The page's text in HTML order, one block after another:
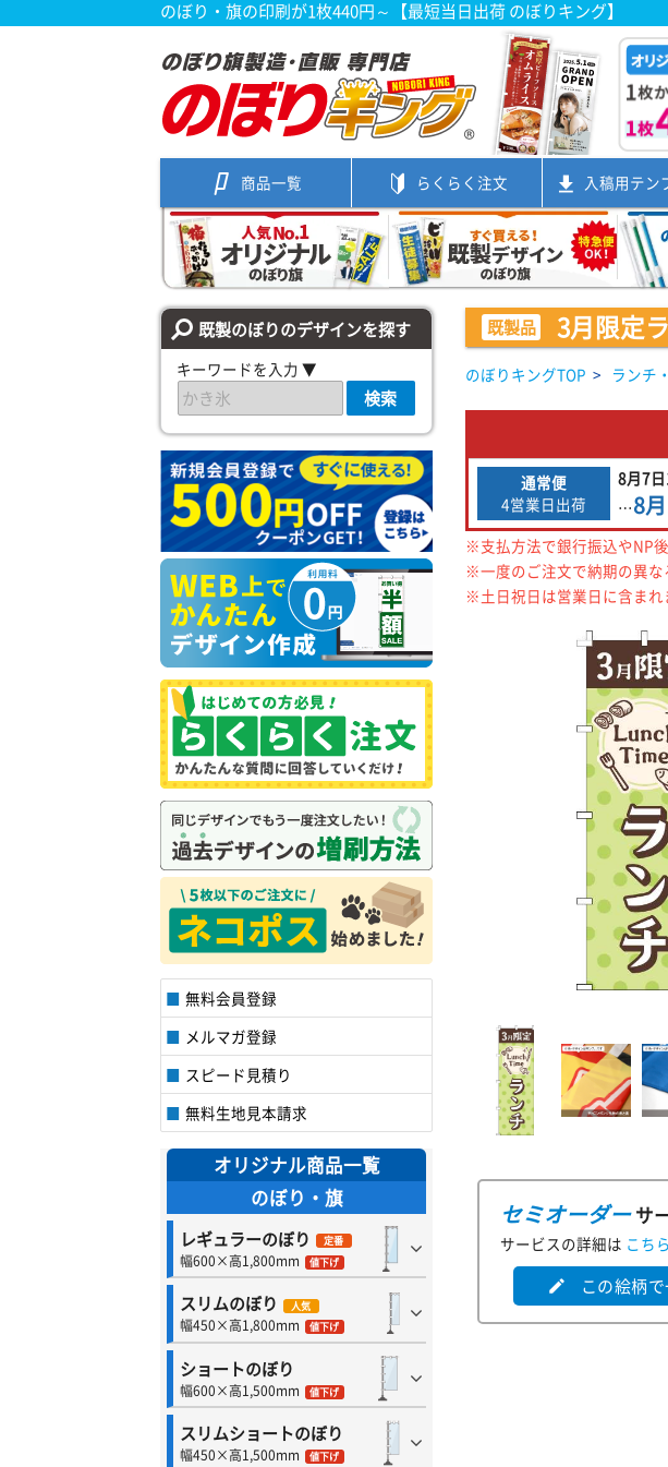
のぼり・旗の印刷が1枚440円～【最短当日出荷 のぼりキング】
商品一覧 らくらく注文 入稿用テン
既製のぼりのデザインを探す
キーワードを入力 ▼
検索
無料会員登録
メルマガ登録
スピード見積り
無料生地見本請求
オリジナル商品一覧
のぼり・旗
レギュラーのぼり 定番
幅600×高1,800mm 値下げ
スリムのぼり 人気
幅450×高1,800mm 値下げ
ショートのぼり
幅600×高1,500mm 値下げ
スリムショートのぼり
幅450×高1,500mm 値下げ
既製品 3月限定
のぼりキングTOP > ランチ
通常便
4営業日出荷
8月7日
…8
※支払方法で銀行振込やNP
※一度のご注文で納期の異な
※土日祝日は営業日に含まれ
セミオーダーサ
サービスの詳細は こちら
edit この絵柄